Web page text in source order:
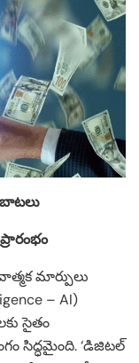
బాటలు
మార్పులు
– AI)
సైతం
సిద్ధమైంది. ‘డిజిటల్